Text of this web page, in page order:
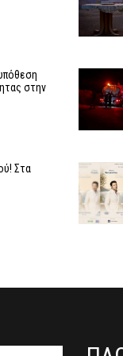
στην
Στα